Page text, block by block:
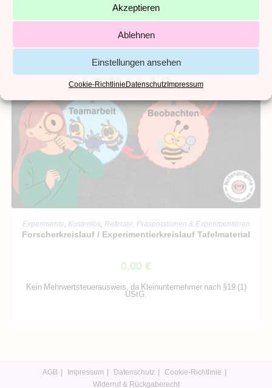
Akzeptieren
Ablehnen
Einstellungen ansehen
Cookie-RichtlinieDatenschutzImpressum
IN DEN WARENKORB
Experimente, Kostenlos, Referate, Präsentationen & Experimentieren
Forscherkreislauf / Experimentierkreislauf Tafelmaterial
0,00 €
Kein Mehrwertsteuerausweis, da Kleinunternehmer nach §19 (1)
UStG.
AGB Impressum Datenschutz
Cookie-Richtlinie
Widerruf & Rückgaberecht